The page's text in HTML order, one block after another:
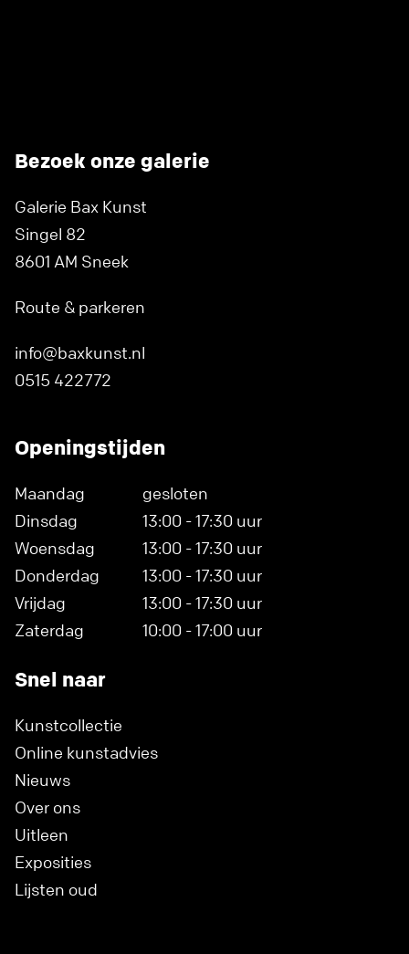
Bezoek onze galerie
Galerie Bax Kunst
Singel 82
8601 AM Sneek
Route & parkeren
info@baxkunst.nl
0515 422772
Openingstijden
Maandag
gesloten
Dinsdag
13:00 - 17:30 uur
Woensdag
13:00 - 17:30 uur
Donderdag
13:00 - 17:30 uur
Vrijdag
13:00 - 17:30 uur
Zaterdag
10:00 - 17:00 uur
Snel naar
Kunstcollectie
Online kunstadvies
Nieuws
Over ons
Uitleen
Exposities
Lijsten oud